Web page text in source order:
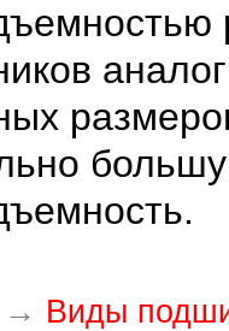
→ Виды